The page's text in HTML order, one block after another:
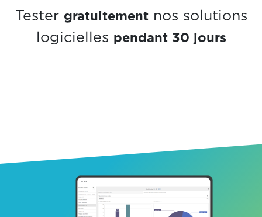
Tester gratuitementnos solutions
logicielles pendant 30 jours